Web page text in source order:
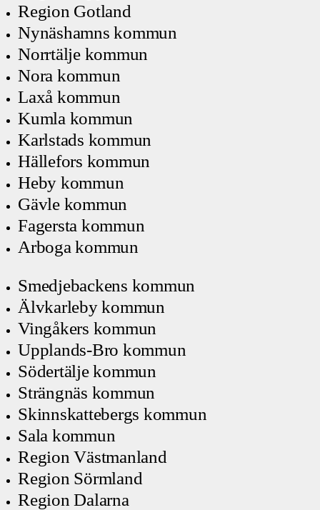
Region Gotland
Nynäshamns kommun
Norrtälje kommun
Nora kommun
Laxå kommun
Kumla kommun
Karlstads kommun
Hällefors kommun
Heby kommun
Gävle kommun
Fagersta kommun
Arboga kommun
Smedjebackens kommun
Älvkarleby kommun
Vingåkers kommun
Upplands-Bro kommun
Södertälje kommun
Strängnäs kommun
Skinnskattebergs kommun
Sala kommun
Region Västmanland
Region Sörmland
Region Dalarna